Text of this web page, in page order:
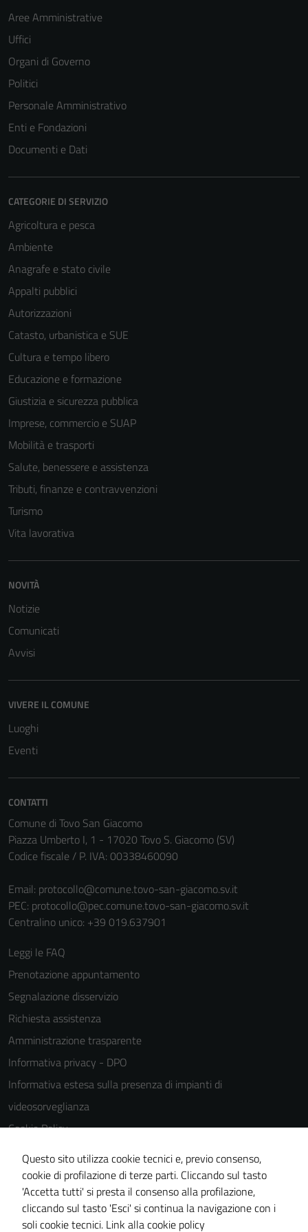
Aree Amministrative
Uffici
Organi di Governo
Politici
Personale Amministrativo
Enti e Fondazioni
Documenti e Dati
CATEGORIE DI SERVIZIO
Agricoltura e pesca
Ambiente
Anagrafe e stato civile
Appalti pubblici
Autorizzazioni
Catasto, urbanistica e SUE
Cultura e tempo libero
Educazione e formazione
Giustizia e sicurezza pubblica
Imprese, commercio e SUAP
Mobilità e trasporti
Salute, benessere e assistenza
Tributi, finanze e contravvenzioni
Turismo
Vita lavorativa
NOVITÀ
Notizie
Comunicati
Avvisi
VIVERE IL COMUNE
Luoghi
Eventi
CONTATTI
Comune di Tovo San Giacomo
Piazza Umberto I, 1 - 17020 Tovo S. Giacomo (SV)
Codice fiscale / P. IVA: 00338460090
Email: protocollo@comune.tovo-san-giacomo.sv.it
PEC: protocollo@pec.comune.tovo-san-giacomo.sv.it
Centralino unico: +39 019.637901
Leggi le FAQ
Prenotazione appuntamento
Segnalazione disservizio
Richiesta assistenza
Amministrazione trasparente
Informativa privacy - DPO
Informativa estesa sulla presenza di impianti di
videosorveglianza
Cookie Policy
Note legali
Dichiarazione di accessibilità
Piano di miglioramento del sito
Statistiche sito web
Questo sito utilizza cookie tecnici e, previo consenso,
cookie di profilazione di terze parti. Cliccando sul tasto
'Accetta tutti' si presta il consenso alla profilazione,
cliccando sul tasto 'Esci' si continua la navigazione con i
soli cookie tecnici. Link alla cookie policy